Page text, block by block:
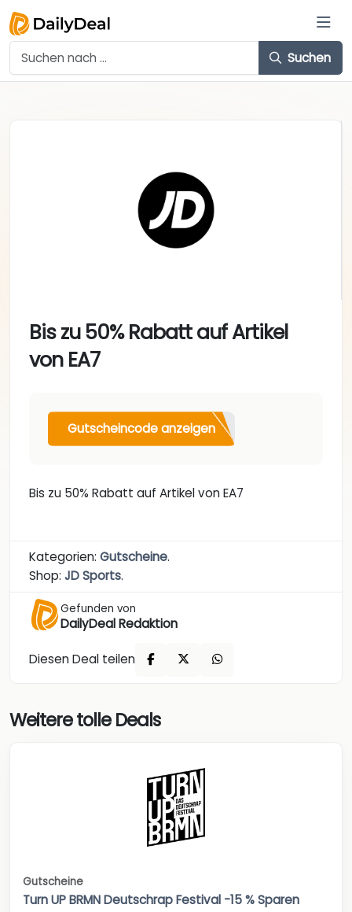
Suchen
Bis zu 50% Rabatt auf Artikel
von EA7
Gutscheincode anzeigen
Bis zu 50% Rabatt auf Artikel von EA7
Kategorien: Gutscheine.
Shop: JD Sports.
Gefunden von
DailyDeal Redaktion
Diesen Deal teilen
Weitere tolle Deals
Gutscheine
Turn UP BRMN Deutschrap Festival -15 % Sparen